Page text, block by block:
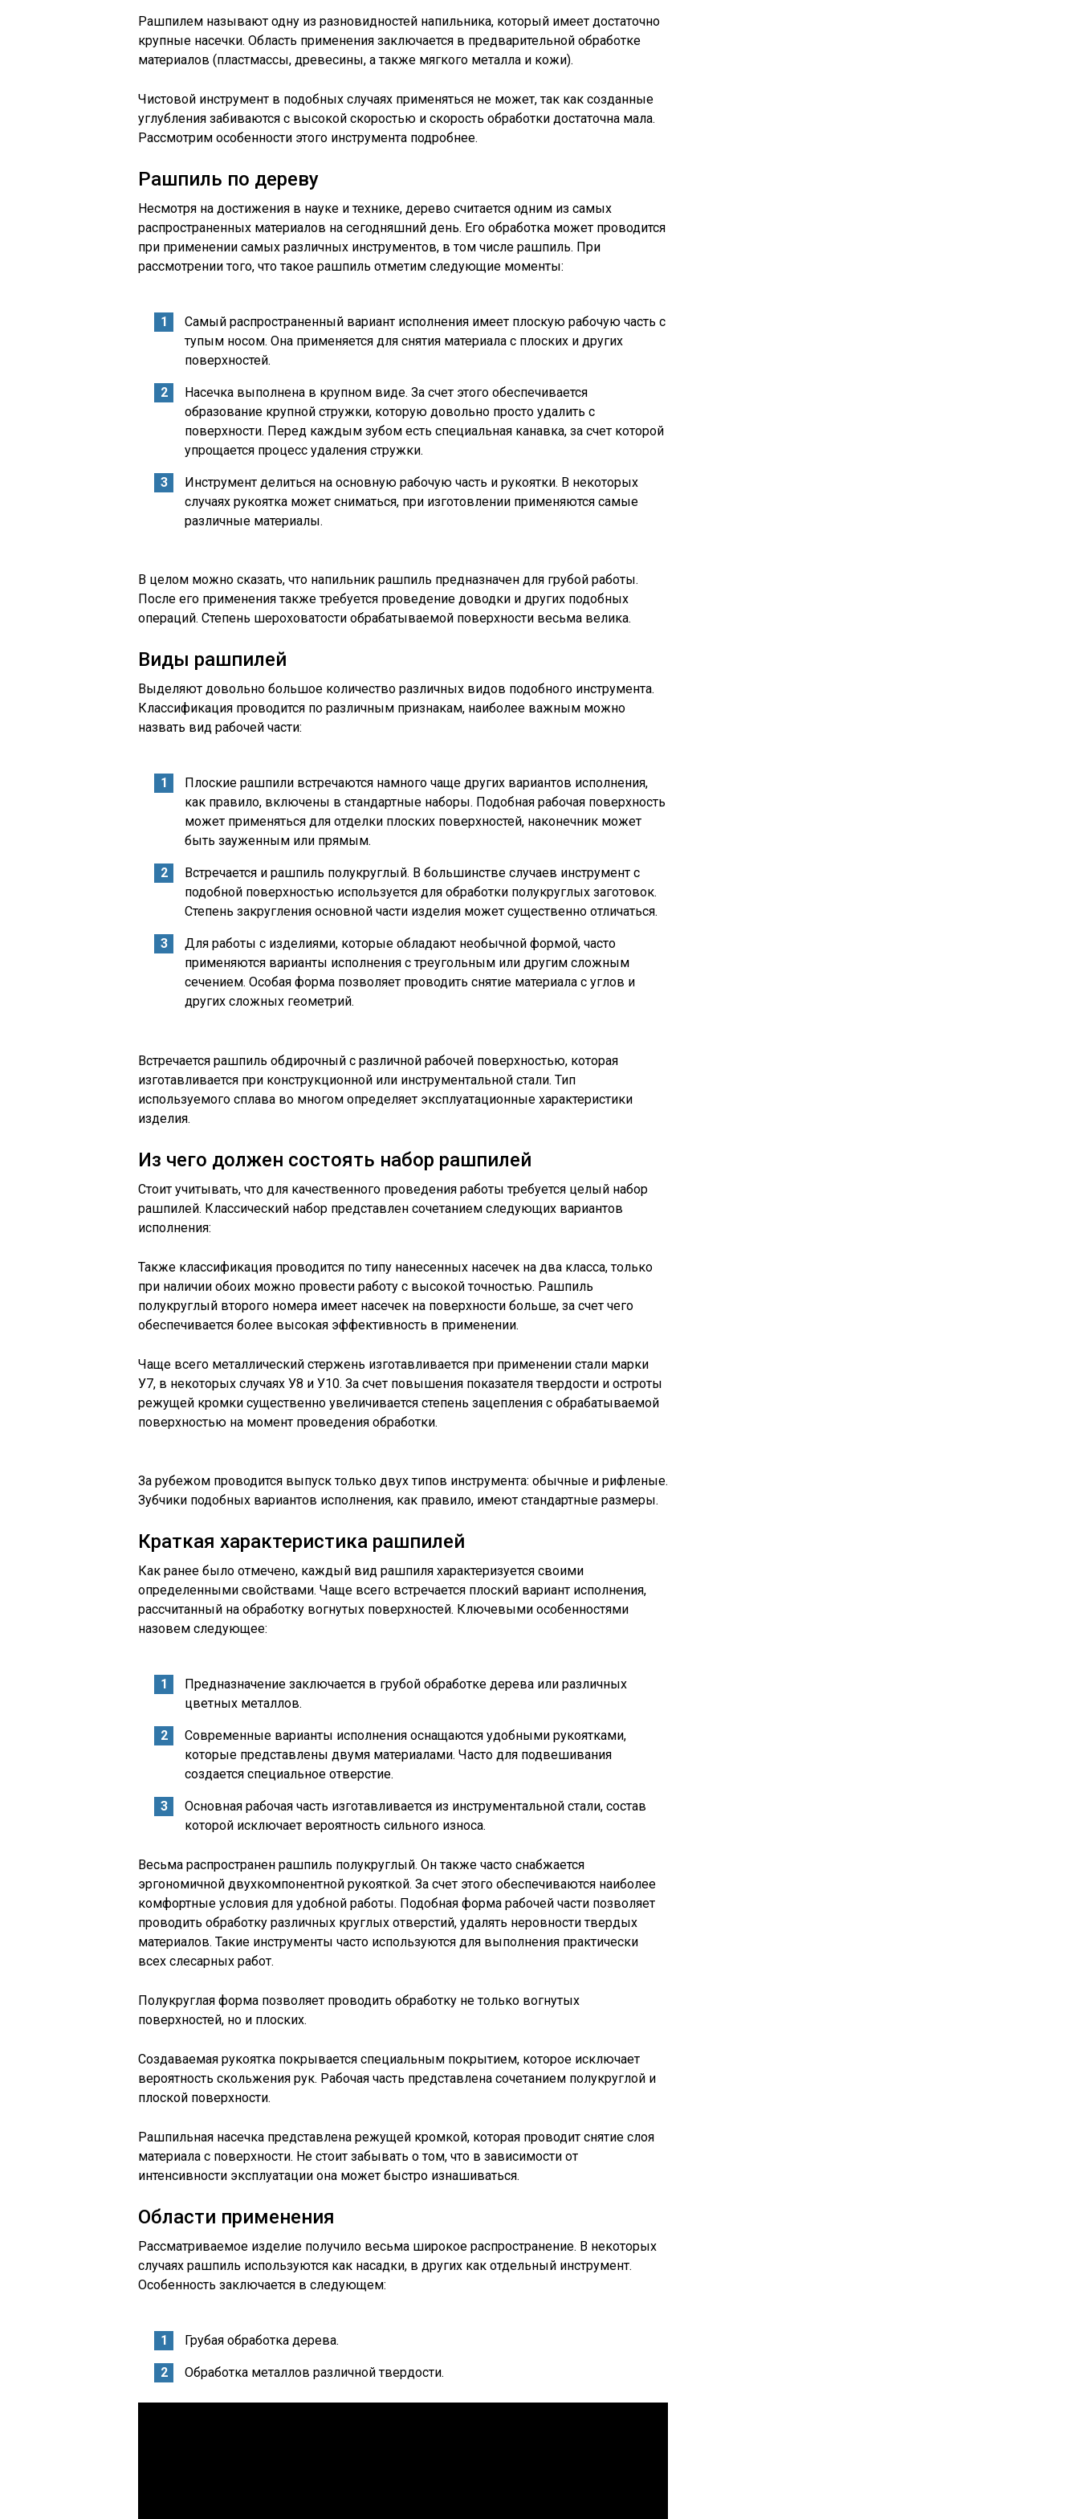
Рашпилем называют одну из разновидностей напильника, который имеет достаточно
крупные насечки. Область применения заключается в предварительной обработке
материалов (пластмассы, древесины, а также мягкого металла и кожи).
Чистовой инструмент в подобных случаях применяться не может, так как созданные
углубления забиваются с высокой скоростью и скорость обработки достаточна мала.
Рассмотрим особенности этого инструмента подробнее.
Рашпиль по дереву
Несмотря на достижения в науке и технике, дерево считается одним из самых
распространенных материалов на сегодняшний день. Его обработка может проводится
при применении самых различных инструментов, в том числе рашпиль. При
рассмотрении того, что такое рашпиль отметим следующие моменты:
Самый распространенный вариант исполнения имеет плоскую рабочую часть с
тупым носом. Она применяется для снятия материала с плоских и других
поверхностей.
Насечка выполнена в крупном виде. За счет этого обеспечивается
образование крупной стружки, которую довольно просто удалить с
поверхности. Перед каждым зубом есть специальная канавка, за счет которой
упрощается процесс удаления стружки.
Инструмент делиться на основную рабочую часть и рукоятки. В некоторых
случаях рукоятка может сниматься, при изготовлении применяются самые
различные материалы.
В целом можно сказать, что напильник рашпиль предназначен для грубой работы.
После его применения также требуется проведение доводки и других подобных
операций. Степень шероховатости обрабатываемой поверхности весьма велика.
Виды рашпилей
Выделяют довольно большое количество различных видов подобного инструмента.
Классификация проводится по различным признакам, наиболее важным можно
назвать вид рабочей части:
Плоские рашпили встречаются намного чаще других вариантов исполнения,
как правило, включены в стандартные наборы. Подобная рабочая поверхность
может применяться для отделки плоских поверхностей, наконечник может
быть зауженным или прямым.
Встречается и рашпиль полукруглый. В большинстве случаев инструмент с
подобной поверхностью используется для обработки полукруглых заготовок.
Степень закругления основной части изделия может существенно отличаться.
Для работы с изделиями, которые обладают необычной формой, часто
применяются варианты исполнения с треугольным или другим сложным
сечением. Особая форма позволяет проводить снятие материала с углов и
других сложных геометрий.
Встречается рашпиль обдирочный с различной рабочей поверхностью, которая
изготавливается при конструкционной или инструментальной стали. Тип
используемого сплава во многом определяет эксплуатационные характеристики
изделия.
Из чего должен состоять набор рашпилей
Стоит учитывать, что для качественного проведения работы требуется целый набор
рашпилей. Классический набор представлен сочетанием следующих вариантов
исполнения:
Также классификация проводится по типу нанесенных насечек на два класса, только
при наличии обоих можно провести работу с высокой точностью. Рашпиль
полукруглый второго номера имеет насечек на поверхности больше, за счет чего
обеспечивается более высокая эффективность в применении.
Чаще всего металлический стержень изготавливается при применении стали марки
У7, в некоторых случаях У8 и У10. За счет повышения показателя твердости и остроты
режущей кромки существенно увеличивается степень зацепления с обрабатываемой
поверхностью на момент проведения обработки.
За рубежом проводится выпуск только двух типов инструмента: обычные и рифленые.
Зубчики подобных вариантов исполнения, как правило, имеют стандартные размеры.
Краткая характеристика рашпилей
Как ранее было отмечено, каждый вид рашпиля характеризуется своими
определенными свойствами. Чаще всего встречается плоский вариант исполнения,
рассчитанный на обработку вогнутых поверхностей. Ключевыми особенностями
назовем следующее:
Предназначение заключается в грубой обработке дерева или различных
цветных металлов.
Современные варианты исполнения оснащаются удобными рукоятками,
которые представлены двумя материалами. Часто для подвешивания
создается специальное отверстие.
Основная рабочая часть изготавливается из инструментальной стали, состав
которой исключает вероятность сильного износа.
Весьма распространен рашпиль полукруглый. Он также часто снабжается
эргономичной двухкомпонентной рукояткой. За счет этого обеспечиваются наиболее
комфортные условия для удобной работы. Подобная форма рабочей части позволяет
проводить обработку различных круглых отверстий, удалять неровности твердых
материалов. Такие инструменты часто используются для выполнения практически
всех слесарных работ.
Полукруглая форма позволяет проводить обработку не только вогнутых
поверхностей, но и плоских.
Создаваемая рукоятка покрывается специальным покрытием, которое исключает
вероятность скольжения рук. Рабочая часть представлена сочетанием полукруглой и
плоской поверхности.
Рашпильная насечка представлена режущей кромкой, которая проводит снятие слоя
материала с поверхности. Не стоит забывать о том, что в зависимости от
интенсивности эксплуатации она может быстро изнашиваться.
Области применения
Рассматриваемое изделие получило весьма широкое распространение. В некоторых
случаях рашпиль используются как насадки, в других как отдельный инструмент.
Особенность заключается в следующем:
Грубая обработка дерева.
Обработка металлов различной твердости.